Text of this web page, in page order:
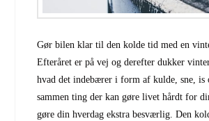
Gør bilen klar til den kolde tid med en
Efteråret er på vej og derefter dukker
hvad det indebærer i form af kulde, sne, is
sammen ting der kan gøre livet hårdt for
gøre din hverdag ekstra besværlig. Den